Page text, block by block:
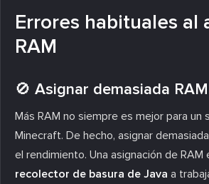
Errores habituales al
RAM
🚫 Asignar demasiada RAM
Más RAM no siempre es mejor para un
Minecraft. De hecho, asignar
el rendimiento. Una asignación de RAM
recolector de basura de Java a